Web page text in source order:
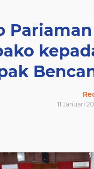
11 Januari